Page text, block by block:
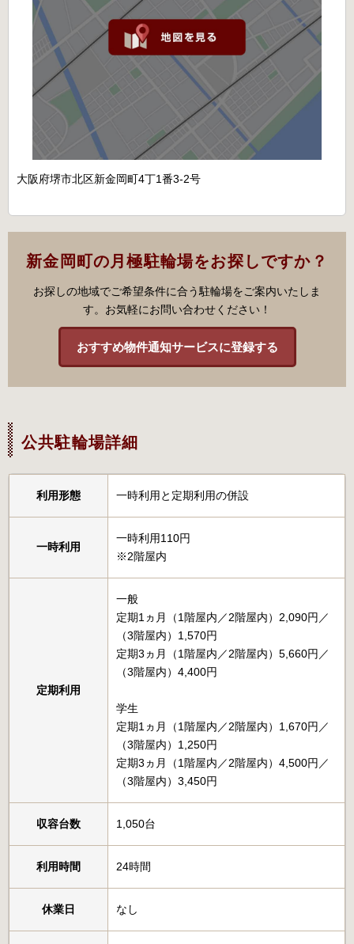
大阪府堺市北区新金岡町4丁1番3-2号
新金岡町の月極駐輪場をお探しですか？
お探しの地域でご希望条件に合う駐輪場をご案内いたしま
す。お気軽にお問い合わせください！
おすすめ物件通知サービスに登録する
公共駐輪場詳細
利用形態 一時利用と定期利用の併設
一時利用
一時利用110円
※2階屋内
定期利用
一般
定期1ヵ月（1階屋内／2階屋内）2,090円／
（3階屋内）1,570円
定期3ヵ月（1階屋内／2階屋内）5,660円／
（3階屋内）4,400円
学生
定期1ヵ月（1階屋内／2階屋内）1,670円／
（3階屋内）1,250円
定期3ヵ月（1階屋内／2階屋内）4,500円／
（3階屋内）3,450円
収容台数 1,050台
利用時間 24時間
休業日 なし